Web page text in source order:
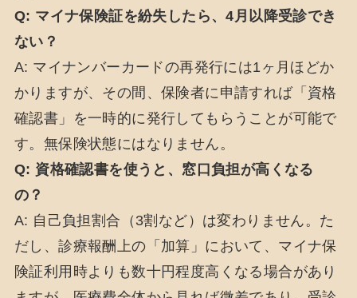
Q: マイナ保険証を紛失したら、4月以降受診でき
ない？
A: マイナンバーカードの再発行には1ヶ月ほどか
かりますが、その間、保険者に申請すれば「資格
確認書」を一時的に発行してもらうことが可能で
す。無保険状態にはなりません。
Q: 資格確認書を使うと、窓口負担が高くなる
の？
A: 自己負担割合（3割など）は変わりません。た
だし、診療報酬上の「加算」において、マイナ保
険証利用時よりも数十円程度高くなる場合があり